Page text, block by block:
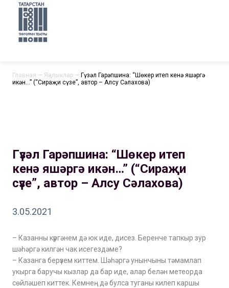
Главная — Яңалыклар — Гүзәл Гарәпшина: “Шөкер итеп кенә яшәргә
икән…” (“Сираҗи сүзе”, автор – Алсу Сәлахова)
Гүзәл Гарәпшина: “Шөкер итеп
кенә яшәргә икән…” (“Сираҗи
сүзе”, автор – Алсу Сәлахова)
3.05.2021
– Казанны күргәнем дә юк иде, дисез. Беренче тапкыр зур
шәһәргә килгән чак исегездәме?
– Казанга берүзем киттем. Шәһәргә унынчыны тәмамлап
укырга баручы кызлар да бар иде, алар белән метеорда
сөйләшеп киттек. Кемнең дә булса туганы килеп каршы